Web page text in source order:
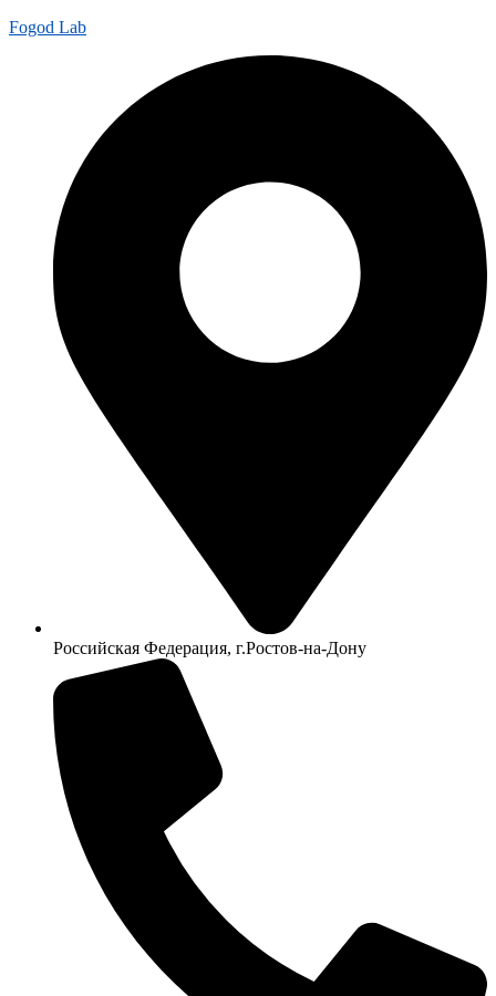
Fogod Lab
Российская Федерация, г.Ростов-на-Дону